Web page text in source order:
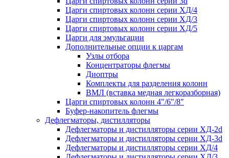
Царги спиртовых колонн серии ХД/4
Царги спиртовых колонн серии ХД/3
Царги спиртовых колонн серии ХД/5
Царги для эмульгации
Дополнительные опции к царгам
Узлы отбора
Концентраторы флегмы
Диоптры
Комплекты для разделения колонн
ВМЛ (вставка медная легкоразборная)
Царги спиртовых колонн 4"/6"/8"
Буфер-накопитель флегмы
Дефлегматоры, дистилляторы
Дефлегматоры и дистилляторы серии ХД-2d
Дефлегматоры и дистилляторы серии ХД-3d
Дефлегматоры и дистилляторы серии ХД/4